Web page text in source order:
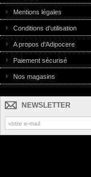
Mentions légales
Conditions d'utilisation
A propos d'Adipocere
Paiement sécurisé
Nos magasins
NEWSLETTER